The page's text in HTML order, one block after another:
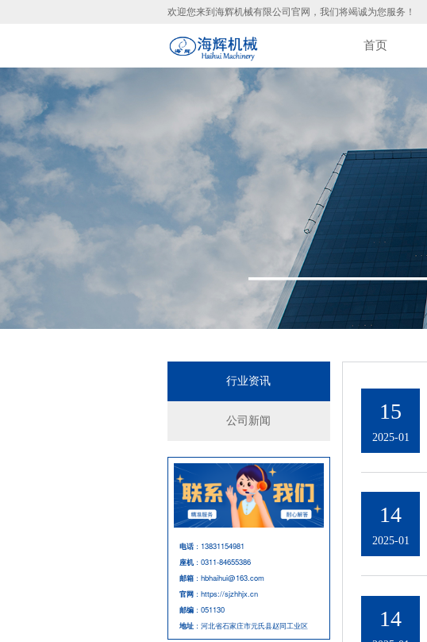
欢迎您来到海辉机械有限公司官网，我们将竭诚为您服务！
首页
行业资讯
公司新闻
电话：13831154981
座机：0311-84655386
邮箱：hbhaihui@163.com
官网：https://sjzhhjx.cn
邮编：051130
地址：河北省石家庄市元氏县赵同工业区
15
2025-01
14
2025-01
14